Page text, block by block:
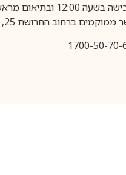
מראש בלבד.
ברחוב החרושת 25, רעננה.